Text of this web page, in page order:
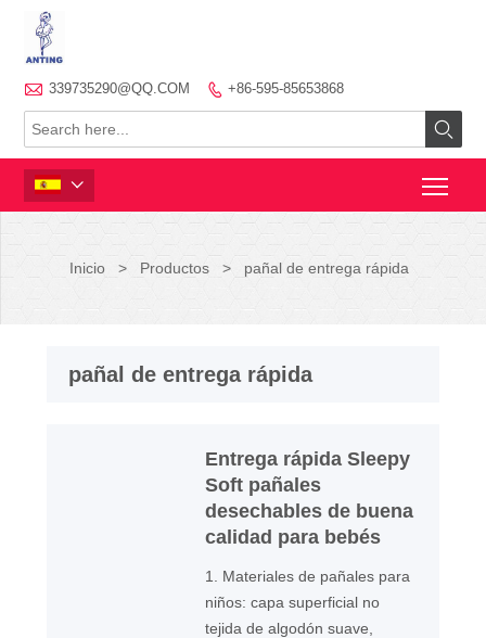
 339735290@QQ.COM  +86-595-85653868


Inicio > Productos > pañal de entrega rápida
pañal de entrega rápida
Entrega rápida Sleepy
Soft pañales
desechables de buena
calidad para bebés
1. Materiales de pañales para
niños: capa superficial no
tejida de algodón suave,